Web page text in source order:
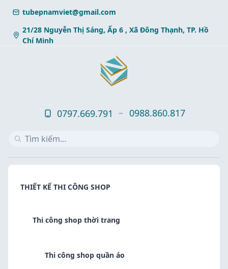
content
tubepnamviet@gmail.com
21/28 Nguyễn Thị Sáng, Ấp 6 , Xã Đông Thạnh, TP. Hồ
Chí Minh
0797.669.791 0988.860.817
THIẾT KẾ THI CÔNG SHOP
Thi công shop thời trang
Thi công shop quần áo